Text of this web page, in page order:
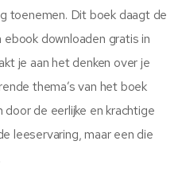
toenemen. Dit boek daagt de
downloaden gratis in
je aan het denken over je
thema’s van het boek
de eerlijke en krachtige
leeservaring, maar een die